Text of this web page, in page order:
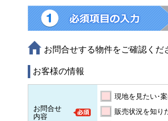
お問合せする物件をご確認くだ
お客様の情報
お問合せ
内容
現地を見たい･
販売状況を知り